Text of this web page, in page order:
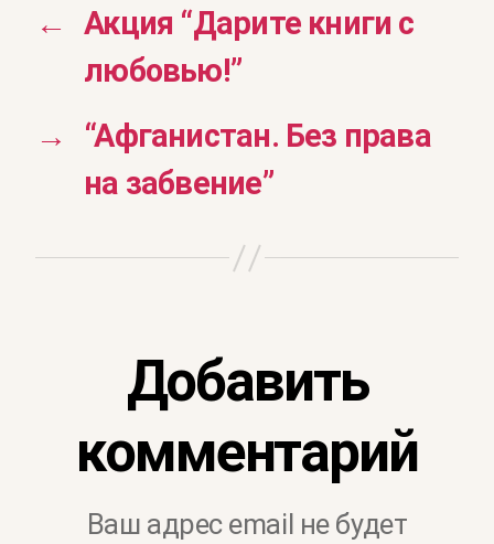
←
Акция “Дарите книги с
любовью!”
→
“Афганистан. Без права
на забвение”
Добавить
комментарий
Ваш адрес email не будет